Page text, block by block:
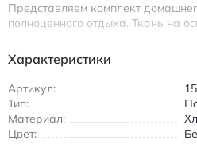
Представляем комплект
полноценного отдыха. Ткань на
протяжении всей ночи. Светлый
выраженная фактура материала
спальни легкости, уюта и
Смесовой состав:
обеспечивает отличную
Характеристики
Артикул:
Тип:
Материал:
Цвет: